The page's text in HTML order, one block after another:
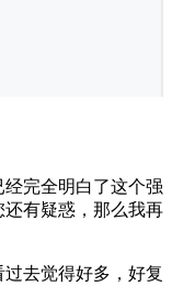
完全明白了这个强
有疑惑，那么我再
去觉得好多，好复